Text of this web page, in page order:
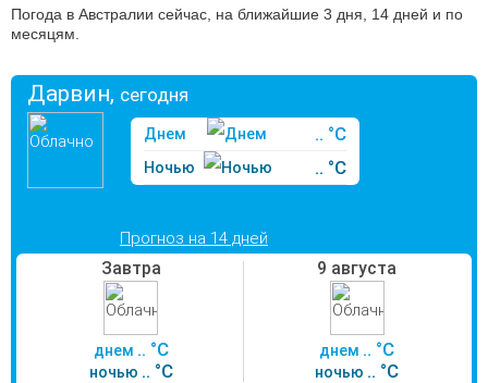
Погода в Австралии сейчас, на ближайшие 3 дня, 14 дней и по
месяцям.
Дарвин, сегодня
Днем .. °C
Ночью .. °C
Прогноз на 14 дней
Завтра
днем .. °C
ночью .. °C
9 августа
днем .. °C
ночью .. °C